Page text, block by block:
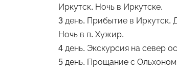
Иркутск. Ночь в Иркутске.
3 день. Прибытие в Иркутск.
Ночь в п. Хужир.
4 день. Экскурсия на север
5 день. Прощание с